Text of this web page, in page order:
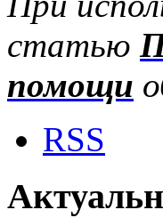
статью
помощи
RSS